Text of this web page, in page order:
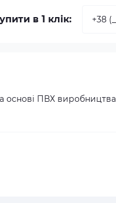
в 1 клік:
основі ПВХ виробництва